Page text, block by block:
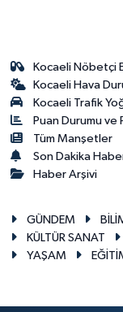
Kocaeli Nöbetçi
Kocaeli Hava
Kocaeli Trafik
Puan Durumu ve
Tüm Manşetler
Son Dakika
Haber Arşivi
GÜNDEM
KÜLTÜR SANAT
YAŞAM